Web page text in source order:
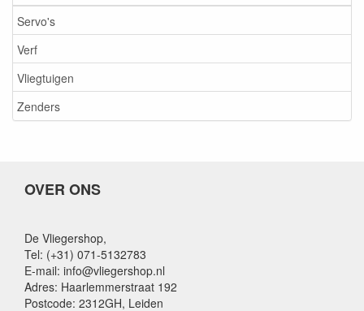
Servo's
Verf
Vliegtuigen
Zenders
OVER ONS
De Vliegershop,
Tel: (+31) 071-5132783
E-mail: info@vliegershop.nl
Adres: Haarlemmerstraat 192
Postcode: 2312GH, Leiden